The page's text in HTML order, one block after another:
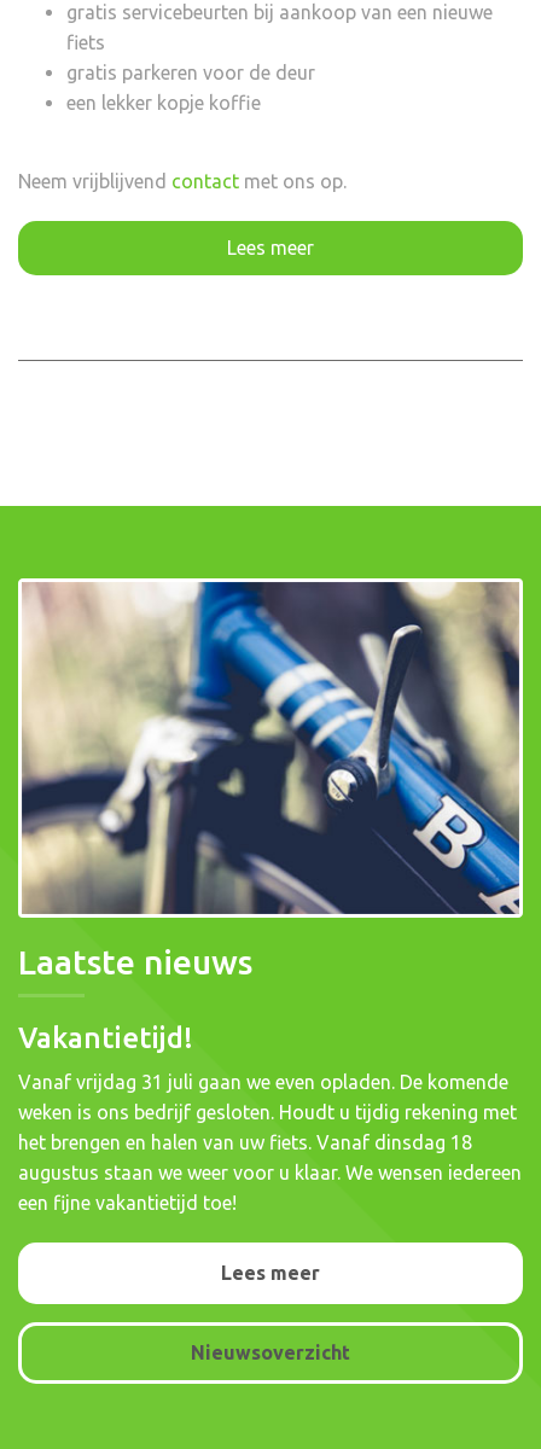
gratis servicebeurten bij aankoop van een nieuwe
fiets
gratis parkeren voor de deur
een lekker kopje koffie
Neem vrijblijvend contact met ons op.
Lees meer
Laatste nieuws
Vakantietijd!
Vanaf vrijdag 31 juli gaan we even opladen. De komende
weken is ons bedrijf gesloten. Houdt u tijdig rekening met
het brengen en halen van uw fiets. Vanaf dinsdag 18
augustus staan we weer voor u klaar. We wensen iedereen
een fijne vakantietijd toe!
Lees meer
Nieuwsoverzicht